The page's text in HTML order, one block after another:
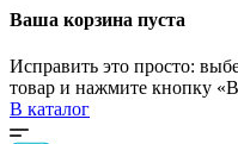
Ваша корзина пуста
Исправить это просто:
товар и нажмите кнопку
В каталог